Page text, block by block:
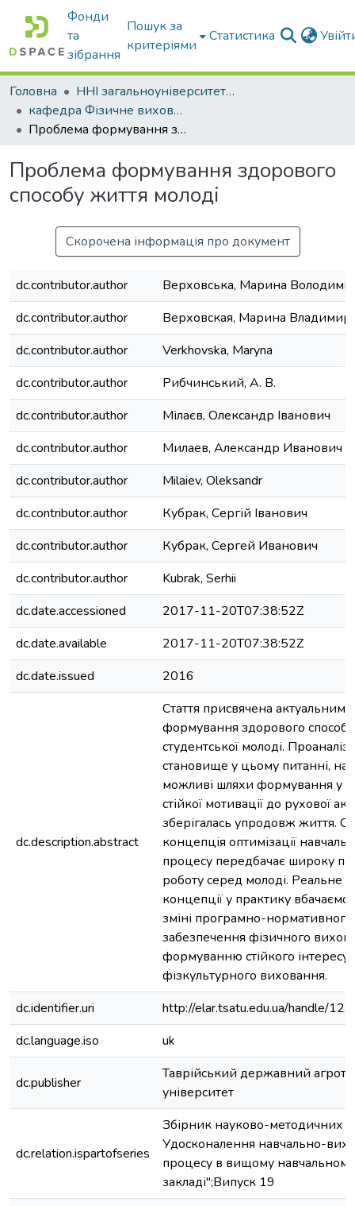
Фонди
та
зібрання
Пошук за
критеріями
Статистика
Головна
ННІ загальноуніверситетської підготовки
кафедра Фізичне виховання і спорт
Проблема формування здорового способу життя молоді
Проблема формування здорового
способу життя молоді
Скорочена інформація про документ
dc.contributor.author
Верховська, Марина
dc.contributor.author
Верховская, Марина
dc.contributor.author
Verkhovska, Maryna
dc.contributor.author
Рибчинський, А. В.
dc.contributor.author
Мілаєв, Олександр Іванович
dc.contributor.author
Милаев, Александр Иванович
dc.contributor.author
Milaiev, Oleksandr
dc.contributor.author
Кубрак, Сергій Іванович
dc.contributor.author
Кубрак, Сергей Иванович
dc.contributor.author
Kubrak, Serhii
dc.date.accessioned
2017-11-20T07:38:52Z
dc.date.available
2017-11-20T07:38:52Z
dc.date.issued
2016
dc.description.abstract
Стаття присвячена актуальним
формування здорового
студентської молоді.
становище у цьому питанні,
можливі шляхи формування у
стійкої мотивації до рухової
зберігалась упродовж життя.
концепція оптимізації
процесу передбачає широку
роботу серед молоді. Реальне
концепції у практику вбачаємо
зміні програмно-нормативного
забезпечення фізичного
формуванню стійкого інтересу
фізкультурного виховання.
dc.identifier.uri
http://elar.tsatu.edu.ua/handle/
dc.language.iso
uk
dc.publisher
Таврійський державний
університет
dc.relation.ispartofseries
Збірник науково-методичних
Удосконалення навчально-
процесу в вищому навчальному
закладі";Випуск 19